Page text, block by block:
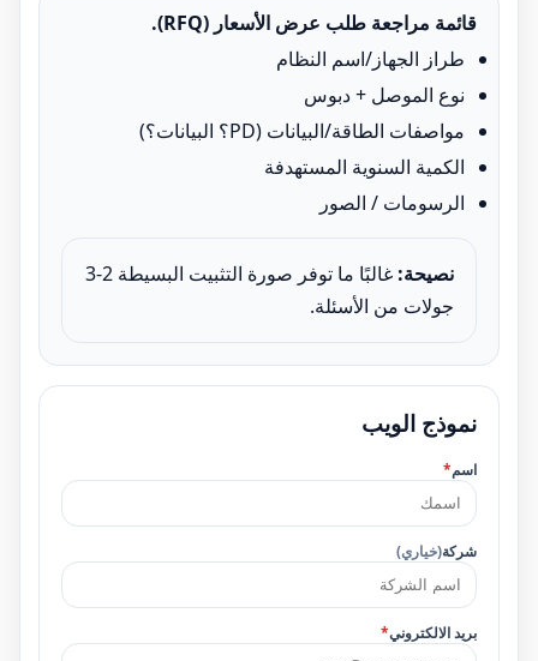
قائمة مراجعة طلب عرض الأسعار (RFQ).
طراز الجهاز/اسم النظام
نوع الموصل + دبوس
مواصفات الطاقة/البيانات (PD؟ البيانات؟)
الكمية السنوية المستهدفة
الرسومات / الصور
نصيحة:
غالبًا ما توفر صورة التثبيت البسيطة 2-3
جولات من الأسئلة.
نموذج الويب
اسم*
شركة(خياري)
بريد الالكتروني*